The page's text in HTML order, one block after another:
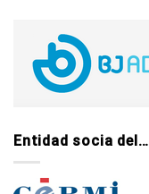
Entidad socia del…